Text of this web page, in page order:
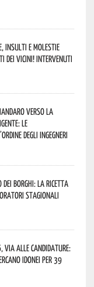
insulti e molestie
dei vicini! Intervenuti
verso la
le
degli Ingegneri
dei borghi: la ricetta
stagionali
via alle candidature:
idonei per 39